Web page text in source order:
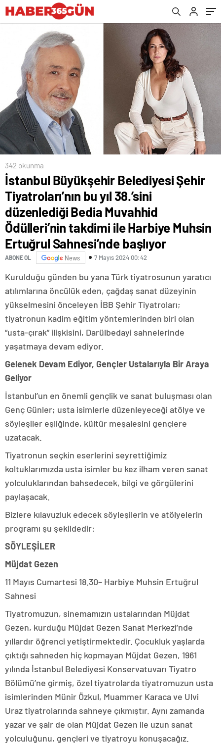
Bedia Muvahhid Ödülleri’nin takdimi ile
Harbiye Muhsin Ertuğrul Sahnesi’nde
başlıyor
342 okunma
İstanbul Büyükşehir Belediyesi Şehir
Tiyatroları’nın bu yıl 38.’sini
düzenlediği Bedia Muvahhid
Ödülleri’nin takdimi ile Harbiye Muhsin
Ertuğrul Sahnesi’nde başlıyor
ABONE OL News 7 Mayıs 2024 00:42
Kurulduğu günden bu yana Türk tiyatrosunun yaratıcı
atılımlarına öncülük eden, çağdaş sanat düzeyinin
yükselmesini önceleyen İBB Şehir Tiyatroları;
tiyatronun kadim eğitim yöntemlerinden biri olan
“usta-çırak” ilişkisini, Darülbedayi sahnelerinde
yaşatmaya devam ediyor.
Gelenek Devam Ediyor, Gençler Ustalarıyla Bir Araya
Geliyor
İstanbul’un en önemli gençlik ve sanat buluşması olan
Genç Günler; usta isimlerle düzenleyeceği atölye ve
söyleşiler eşliğinde, kültür meşalesini gençlere
uzatacak.
Tiyatronun seçkin eserlerini seyrettiğimiz
koltuklarımızda usta isimler bu kez ilham veren sanat
yolculuklarından bahsedecek, bilgi ve görgülerini
paylaşacak.
Bizlere kılavuzluk edecek söyleşilerin ve atölyelerin
programı şu şekildedir:
SÖYLEŞİLER
Müjdat Gezen
11 Mayıs Cumartesi 18.30– Harbiye Muhsin Ertuğrul
Sahnesi
Tiyatromuzun, sinemamızın ustalarından Müjdat
Gezen, kurduğu Müjdat Gezen Sanat Merkezi’nde
yıllardır öğrenci yetiştirmektedir. Çocukluk yaşlarda
çıktığı sahneden hiç kopmayan Müjdat Gezen, 1961
yılında İstanbul Belediyesi Konservatuvarı Tiyatro
Bölümü’ne girmiş, özel tiyatrolarda tiyatromuzun usta
isimlerinden Münir Özkul, Muammer Karaca ve Ulvi
Uraz tiyatrolarında sahneye çıkmıştır. Aynı zamanda
yazar ve şair de olan Müjdat Gezen ile uzun sanat
yolculuğunu, gençleri ve tiyatroyu konuşacağız.